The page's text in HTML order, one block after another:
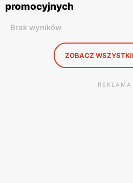
promocyjnych
Brak wyników
ZOBACZ
REKLAMA